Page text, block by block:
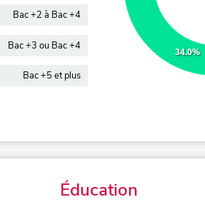
Bac +2 à Bac +4
Bac +3 ou Bac +4
Bac +5 et plus
34.0%
Éducation